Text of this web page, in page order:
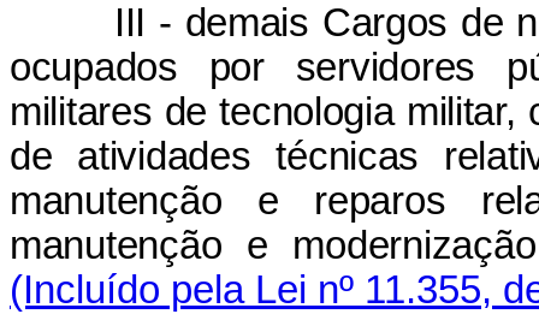
III - demais Cargos de
ocupados por servidores
militares de tecnologia
de atividades técnicas
manutenção e reparos
manutenção e
(Incluído pela Lei nº 11.355,